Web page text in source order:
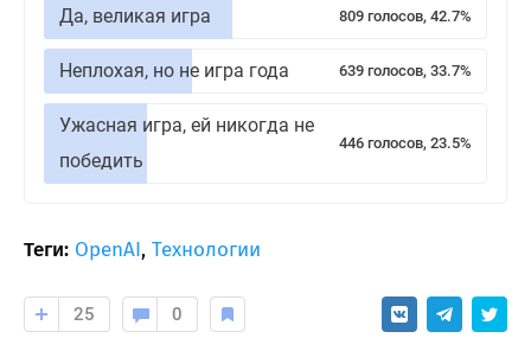
Да, великая игра 809 голосов, 42.7%
Неплохая, но не игра года 639 голосов, 33.7%
Ужасная игра, ей никогда не
победить
446 голосов, 23.5%
Теги: OpenAI, Технологии
25 0